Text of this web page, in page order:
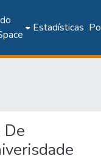
Estadísticas
De